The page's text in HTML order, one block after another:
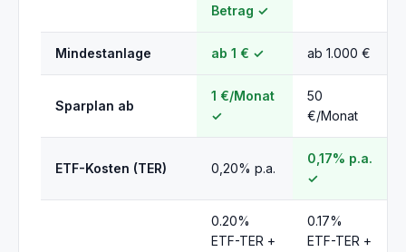
Betrag ✓
Mindestanlage ab 1 € ✓ ab 1.000 €
Sparplan ab
1 €/Monat
✓
50
€/Monat
ETF-Kosten (TER) 0,20% p.a.
0,17% p.a.
✓
0.20%
ETF-TER +
0.17%
ETF-TER +